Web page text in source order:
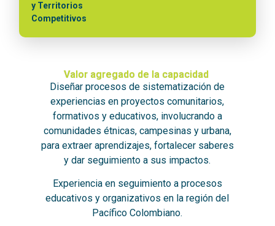
y Territorios
Competitivos
Valor agregado de la capacidad
Diseñar procesos de sistematización de
experiencias en proyectos comunitarios,
formativos y educativos, involucrando a
comunidades étnicas, campesinas y urbana,
para extraer aprendizajes, fortalecer saberes
y dar seguimiento a sus impactos.
Experiencia en seguimiento a procesos
educativos y organizativos en la región del
Pacífico Colombiano.